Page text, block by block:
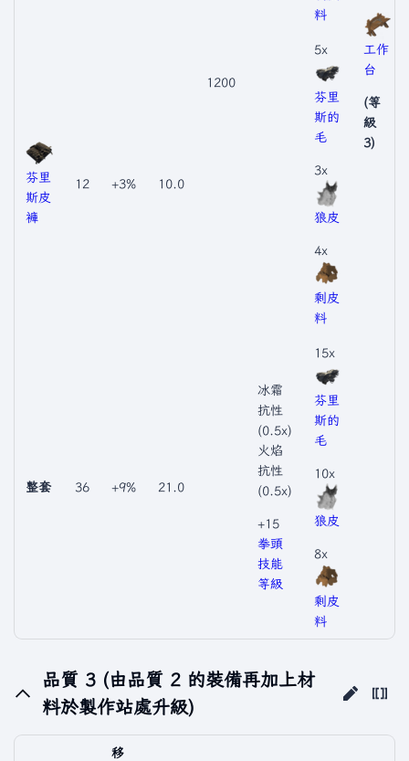
1200
工作
台
(等
級
3)
料
芬里
斯皮
褲
12 +3% 10.0
5x
芬里
斯的
毛
3x
狼皮
4x
剩皮
料
整套 36 +9% 21.0
冰霜
抗性
(0.5x)
火焰
抗性
(0.5x)
+15
拳頭
技能
等級
15x
芬里
斯的
毛
10x
狼皮
8x
剩皮
料
品質 3 (由品質 2 的裝備再加上材
料於製作站處升級)
移